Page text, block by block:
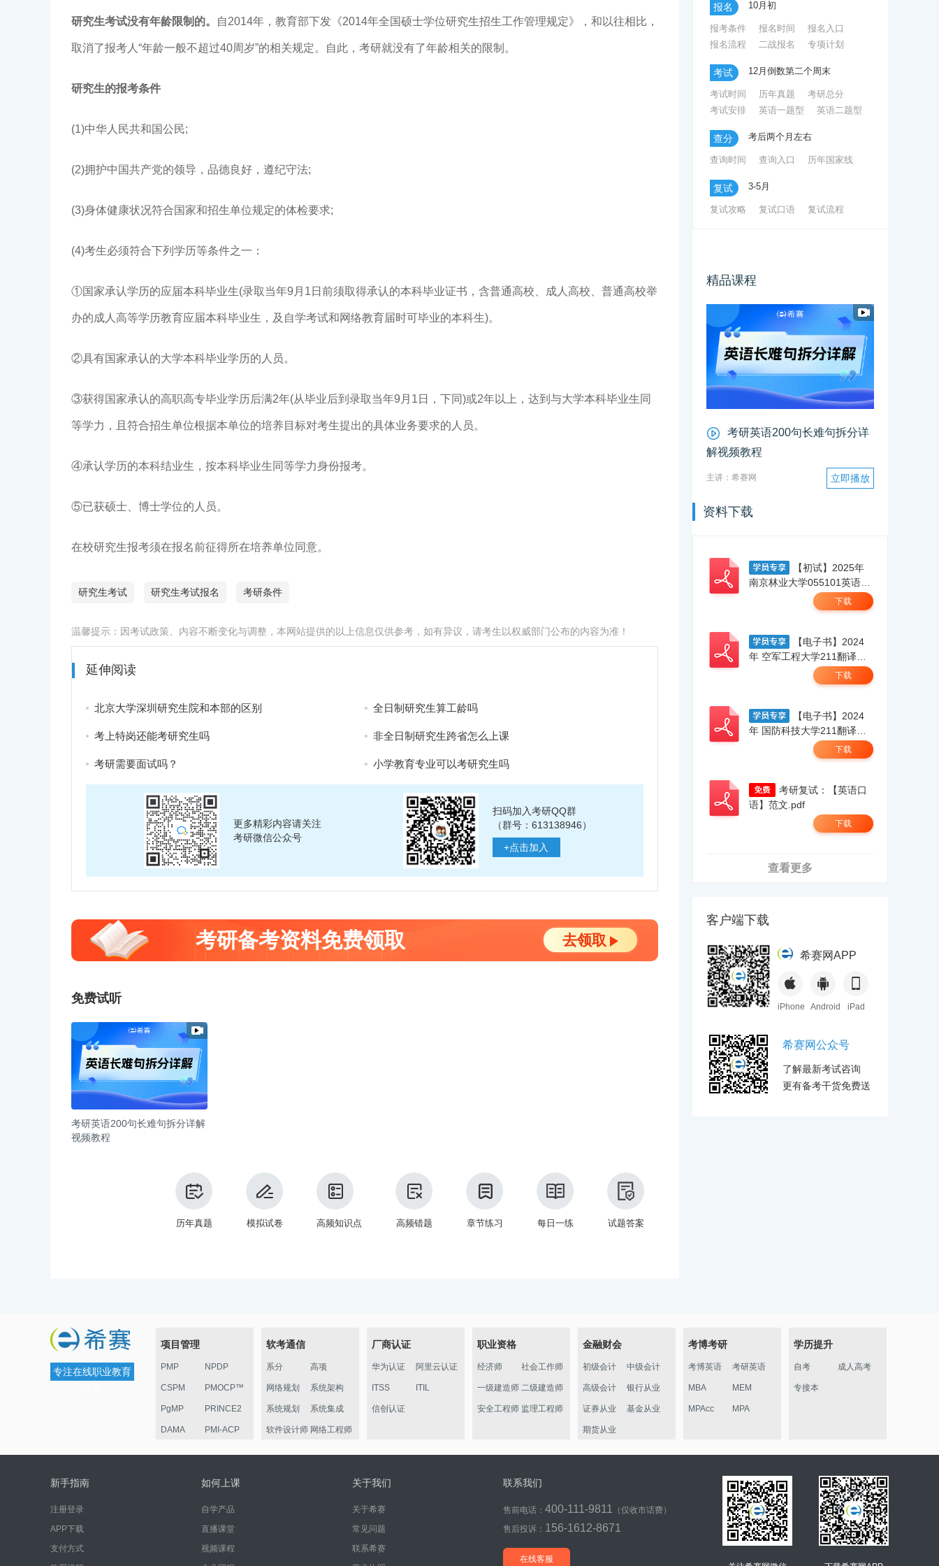
研究生考试准考证打印要求彩印吗
研究生考试是大三考还是大四考呢
考研准考证折叠过和皱了还有效吗
考研准考证打印时间错过了还能打印吗
研究生考试没有年龄限制的。 自2014年，教育部下发《2014年全国硕士学位研究生招生工作管理规定》，和以往相比，
取消了报考人“年龄一般不超过40周岁”的相关规定。自此，考研就没有了年龄相关的限制。
研究生的报考条件
(1)中华人民共和国公民;
(2)拥护中国共产党的领导，品德良好，遵纪守法;
(3)身体健康状况符合国家和招生单位规定的体检要求;
(4)考生必须符合下列学历等条件之一：
①国家承认学历的应届本科毕业生(录取当年9月1日前须取得承认的本科毕业证书，含普通高校、成人高校、普通高校举
办的成人高等学历教育应届本科毕业生，及自学考试和网络教育届时可毕业的本科生)。
②具有国家承认的大学本科毕业学历的人员。
③获得国家承认的高职高专毕业学历后满2年(从毕业后到录取当年9月1日，下同)或2年以上，达到与大学本科毕业生同
等学力，且符合招生单位根据本单位的培养目标对考生提出的具体业务要求的人员。
④承认学历的本科结业生，按本科毕业生同等学力身份报考。
⑤已获硕士、博士学位的人员。
在校研究生报考须在报名前征得所在培养单位同意。
研究生考试 研究生考试报名 考研条件
温馨提示：因考试政策、内容不断变化与调整，本网站提供的以上信息仅供参考，如有异议，请考生以权威部门公布的内容为准！
延伸阅读
北京大学深圳研究生院和本部的区别 全日制研究生算工龄吗
考上特岗还能考研究生吗 非全日制研究生跨省怎么上课
考研需要面试吗？ 小学教育专业可以考研究生吗
更多精彩内容请关注
考研微信公众号
扫码加入考研QQ群
（群号：613138946）
+点击加入
考研备考资料免费领取 去领取
免费试听
考研英语200句长难句拆分详解
视频教程
历年真题 模拟试卷 高频知识点 高频错题 章节练习 每日一练 试题答案
报名 10月初
报考条件 报名时间
报名入口
报名流程
二战报名 专项计划
考试 12月倒数第二个周末
考试时间 历年真题
考研总分
考试安排
英语一题型 英语二题型
查分 考后两个月左右
查询时间 查询入口 历年国家线
复试 3-5月
复试攻略 复试口语
复试流程
精品课程
考研英语200句长难句拆分详
解视频教程
主讲：希赛网 立即播放
资料下载
【初试】2025年
南京林业大学055101英语笔
译【211翻译硕士英语】考研
下载
【电子书】2024
年 空军工程大学211翻译硕
士英语考研精品资料.pdf
下载
【电子书】2024
年 国防科技大学211翻译硕
士英语考研精品资料.pdf
下载
考研复试：【英语口
语】范文.pdf
下载
查看更多
客户端下载
希赛网APP
iPhone Android iPad
希赛网公众号
了解最新考试咨询
更有备考干货免费送
专注在线职业教育
项目管理
PMP NPDP
CSPM PMOCP™
PgMP PRINCE2
DAMA PMI-ACP
软考通信
系分 高项
网络规划 系统架构
系统规划 系统集成
软件设计师 网络工程师
厂商认证
华为认证 阿里云认证
ITSS ITIL
信创认证
职业资格
经济师 社会工作师
一级建造师 二级建造师
安全工程师 监理工程师
金融财会
初级会计 中级会计
高级会计 银行从业
证券从业 基金从业
期货从业
考博考研
考博英语 考研英语
MBA MEM
MPAcc MPA
学历提升
自考 成人高考
专接本
新手指南
注册登录
APP下载
支付方式
如何上课
自学产品
直播课堂
视频课程
关于我们
关于希赛
常见问题
联系希赛
联系我们
售前电话： 400-111-9811
（仅收市话费）
售后投诉： 156-1612-8671
在线客服